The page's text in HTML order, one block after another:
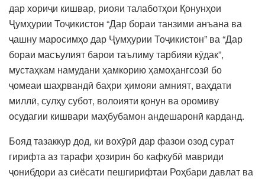
дар хориҷи кишвар, риояи талаботҳои Қонунҳои
Ҷумҳурии Тоҷикистон “Дар бораи танзими анъана ва
ҷашну маросимҳо дар Ҷумҳурии Тоҷикистон” ва “Дар
бораи масъулият барои таълиму тарбияи кӯдак”,
мустаҳкам намудани ҳамкорию ҳамоҳангсозӣ бо
ҷомеаи шаҳрвандӣ баҳри ҳимояи амният, ваҳдати
миллӣ, сулҳу субот, волоияти қонун ва оромиву
осудагии кишвари маҳбубамон андешаронӣ карданд.
Бояд тазаккур дод, ки вохӯрӣ дар фазои озод сурат
гирифта аз тарафи ҳозирин бо кафкубӣ мавриди
ҷонибдори аз сиёсати пешгирифтаи Роҳбари давлат ва